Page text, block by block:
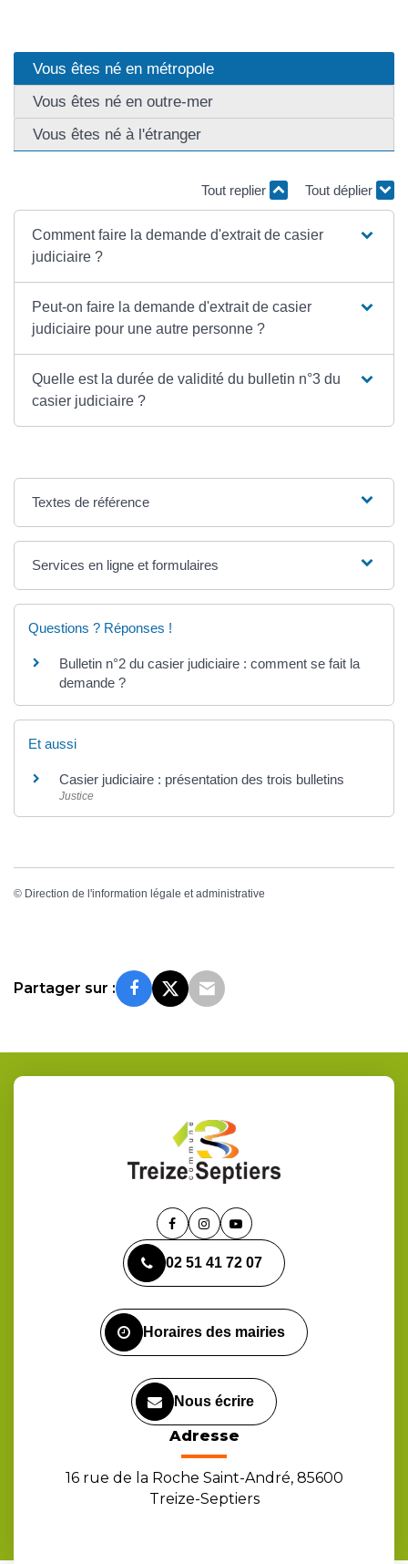
Vous êtes né en métropole
Vous êtes né en outre-mer
Vous êtes né à l'étranger
Tout replier Tout déplier
Comment faire la demande d'extrait de casier
judiciaire ?
Peut-on faire la demande d'extrait de casier
judiciaire pour une autre personne ?
Quelle est la durée de validité du bulletin n°3 du
casier judiciaire ?
Textes de référence
Services en ligne et formulaires
Questions ? Réponses !
Bulletin n°2 du casier judiciaire : comment se fait la
demande ?
Et aussi
Casier judiciaire : présentation des trois bulletins
Justice
© Direction de l'information légale et administrative
Partager sur :
Lien
le
compte
Lien
le
compte
Lien
la
chaîne
02 51 41 72 07
Horaires des mairies
Nous écrire
Adresse
16 rue de la Roche Saint-André, 85600
Treize-Septiers